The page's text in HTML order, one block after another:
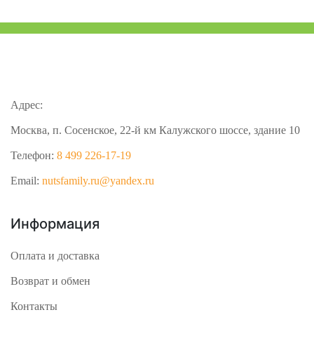
Адрес:
Москва, п. Сосенское, 22-й км Калужского шоссе, здание 10
Телефон: 8 499 226-17-19
Email: nutsfamily.ru@yandex.ru
Информация
Оплата и доставка
Возврат и обмен
Контакты